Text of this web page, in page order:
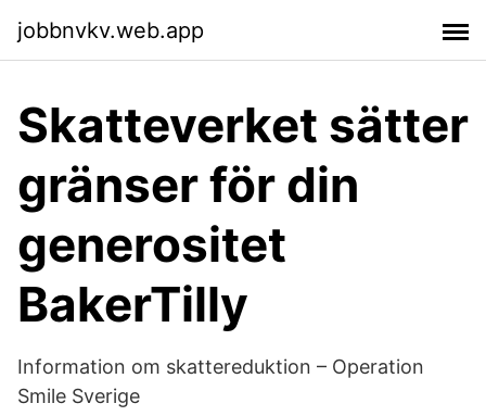
jobbnvkv.web.app
Skatteverket sätter
gränser för din
generositet
BakerTilly
Information om skattereduktion – Operation
Smile Sverige